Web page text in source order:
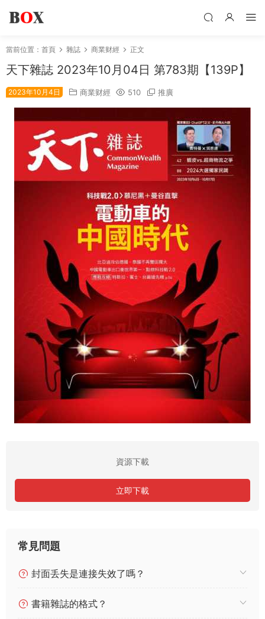
當前位置： 首頁 雜誌 商業财經 正文
天下雜誌 2023年10月04日 第783期【139P】
2023年10月4日 商業财經 510 推廣
資源下載
立即下載
常見問題
封面丢失是連接失效了嗎？
書籍雜誌的格式？